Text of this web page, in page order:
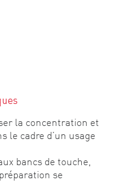
la concentration et
le cadre d’un usage
bancs de touche,
se